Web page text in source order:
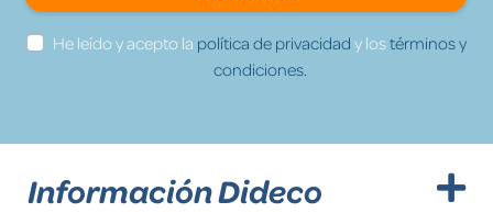
He leído y acepto la política de privacidad y lostérminos y
condiciones.
Información Dideco